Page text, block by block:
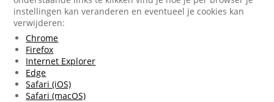
instellingen kan veranderen en eventueel je cookies kan
verwijderen:
Chrome
Firefox
Internet Explorer
Edge
Safari (iOS)
Safari (macOS)